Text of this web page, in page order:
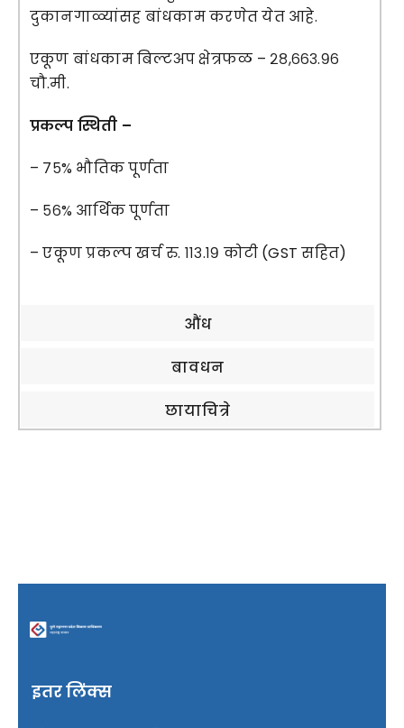
दुकानगाळ्यांसह बांधकाम करणेत येत आहे.
एकूण बांधकाम बिल्टअप क्षेत्रफळ – २८,६६३.९६
चौ.मी.
प्रकल्प स्थिती –
– ७५% भौतिक पूर्णता
– ५६% आर्थिक पूर्णता
– एकूण प्रकल्प खर्च रु. ११३.१९ कोटी (GST सहित)
औंध
बावधन
छायाचित्रे
इतर लिंक्स